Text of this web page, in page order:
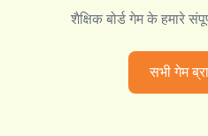
शैक्षिक बोर्ड गेम के हमारे
सभी गेम